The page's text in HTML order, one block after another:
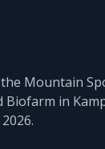
Mountain
Biofarm in